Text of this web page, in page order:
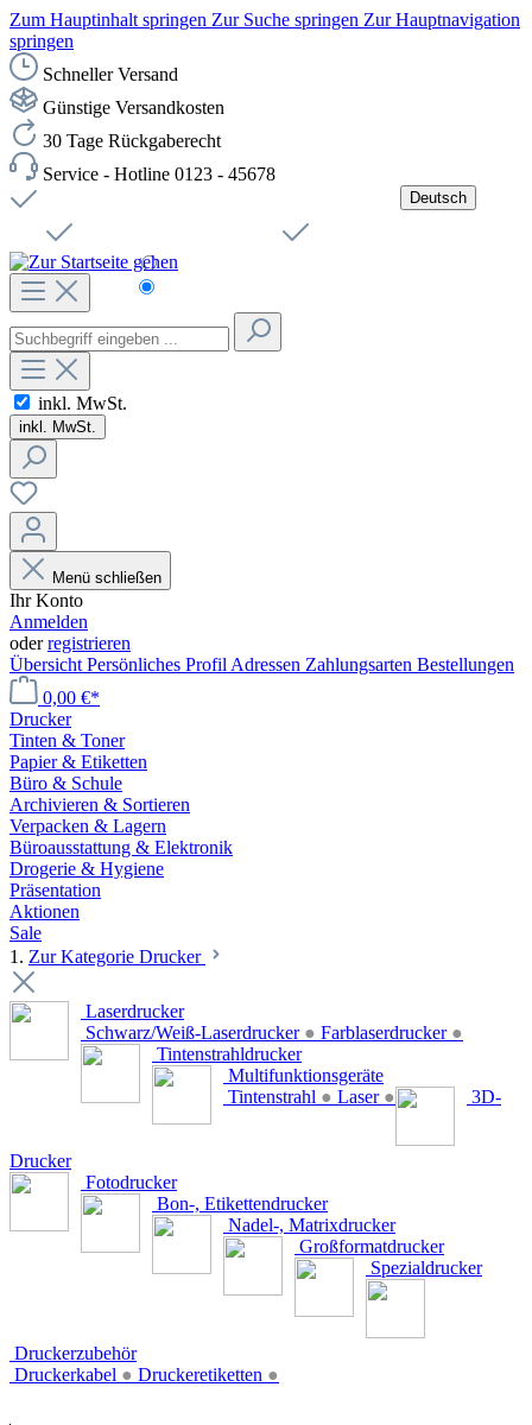
Zum Hauptinhalt springen Zur Suche springen Zur Hauptnavigation
springen
Schneller Versand
Günstige Versandkosten
30 Tage Rückgaberecht
Service - Hotline 0123 - 45678
Deutsch
Čeština
inkl. MwSt.
inkl. MwSt.
Menü schließen
Ihr Konto
Anmelden
oderregistrieren
Übersicht Persönliches Profil Adressen Zahlungsarten Bestellungen
0,00 €*
Drucker
Tinten & Toner
Papier & Etiketten
Büro & Schule
Archivieren & Sortieren
Verpacken & Lagern
Büroausstattung & Elektronik
Drogerie & Hygiene
Präsentation
Aktionen
Sale
1. Zur Kategorie Drucker
Laserdrucker
Schwarz/Weiß-Laserdrucker ● Farblaserdrucker ●
Tintenstrahldrucker
Multifunktionsgeräte
Tintenstrahl ● Laser ● 3D-
Drucker
Fotodrucker
Bon-, Etikettendrucker
Nadel-, Matrixdrucker
Großformatdrucker
Spezialdrucker
Druckerzubehör
Druckerkabel ● Druckeretiketten ●